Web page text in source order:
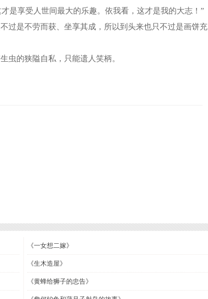
是享受人世间最大的乐趣。依我看，这才是我的大志！”
是不劳而获、坐享其成，所以到头来也只不过是画饼充
的狭隘自私，只能遗人笑柄。
《一女想二嫁》
《生木造屋》
《黄蜂给狮子的忠告》